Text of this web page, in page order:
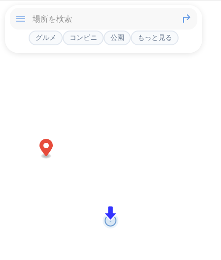
グルメ コンビニ 公園 もっと見る